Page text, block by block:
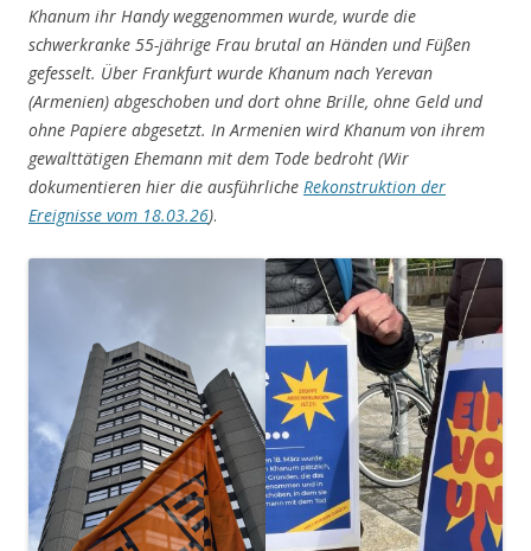
Khanum ihr Handy weggenommen wurde, wurde die
schwerkranke 55-jährige Frau brutal an Händen und Füßen
gefesselt. Über Frankfurt wurde Khanum nach Yerevan
(Armenien) abgeschoben und dort ohne Brille, ohne Geld und
ohne Papiere abgesetzt. In Armenien wird Khanum von ihrem
gewalttätigen Ehemann mit dem Tode bedroht (Wir
dokumentieren hier die ausführliche Rekonstruktion der
Ereignisse vom 18.03.26).